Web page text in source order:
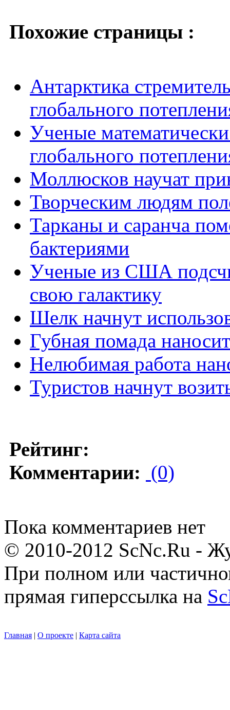
Похожие страницы :
Антарктика
глобального
Ученые
глобального
Моллюсков научат
Творческим людям
Тарканы и саранча
бактериями
Ученые из США
свою галактику
Шелк начнут
Губная помада
Нелюбимая работа
Туристов начнут
Рейтинг:
Комментарии: (0)
Пока комментариев нет
© 2010-2012 ScNc.Ru -
При полном или
прямая гиперссылка на
Главная | О проекте | Карта сайта